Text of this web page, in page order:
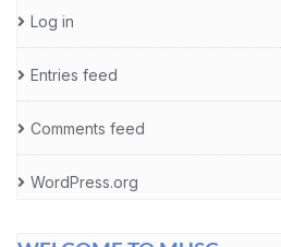
Log in
Entries feed
Comments feed
WordPress.org